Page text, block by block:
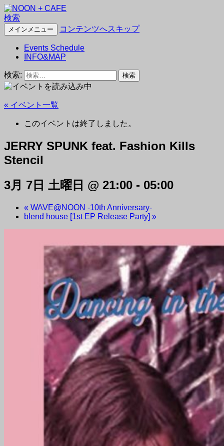
NOON + CAFE
検索
メインメニュー コンテンツへスキップ
Events Schedule
INFO&MAP
検索:
« イベント一覧
このイベントは終了しました。
JERRY SPUNK feat. Fashion Kills
Stencil
3月 7日 土曜日 @ 21:00 - 05:00
« WAVE@NOON -10th Anniversary-
blend house [1st EP Release Party] »